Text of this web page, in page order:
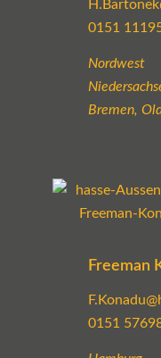
0151
Nordwest
Bremen,
Freeman
0151